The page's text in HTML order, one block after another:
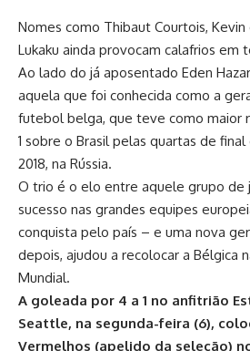
Nomes como Thibaut Courtois,
Lukaku ainda provocam calafrios em
Ao lado do já aposentado Eden
aquela que foi conhecida como a
futebol belga, que teve como maior
1 sobre o Brasil pelas quartas de
2018, na Rússia.
O trio é o elo entre aquele grupo de
sucesso nas grandes equipes
conquista pelo país – e uma nova
depois, ajudou a recolocar a Bélgica
Mundial.
A goleada por 4 a 1 no anfitrião
Seattle, na segunda-feira (6),
Vermelhos (apelido da seleção)